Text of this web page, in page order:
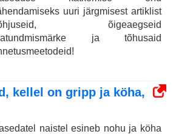
uuri järgmisest artiklist
õigeaegseid
ja tõhusaid
kellel on gripp ja köha,
naistel esineb nohu ja köha